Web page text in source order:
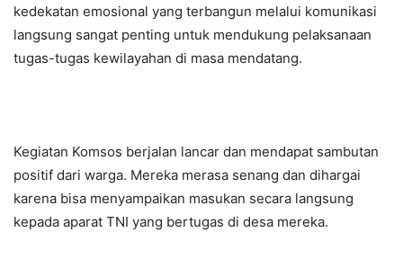
kedekatan emosional yang terbangun melalui komunikasi
langsung sangat penting untuk mendukung pelaksanaan
tugas-tugas kewilayahan di masa mendatang.
Kegiatan Komsos berjalan lancar dan mendapat sambutan
positif dari warga. Mereka merasa senang dan dihargai
karena bisa menyampaikan masukan secara langsung
kepada aparat TNI yang bertugas di desa mereka.